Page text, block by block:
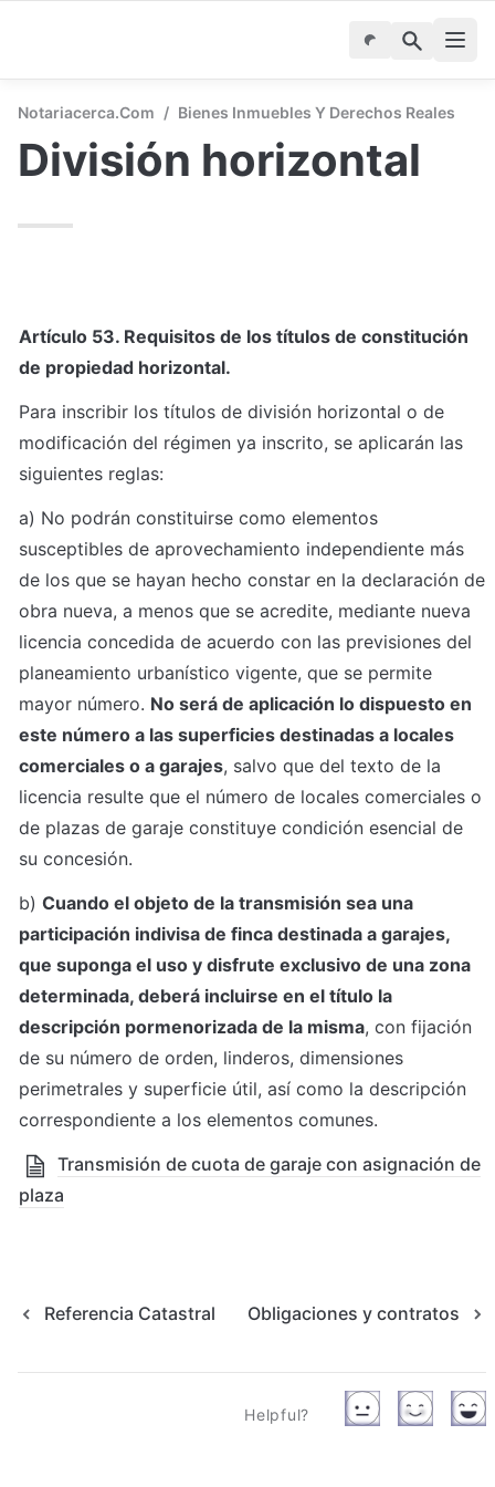
Notariacerca.com / Bienes Inmuebles Y Derechos Reales
División horizontal
Artículo 53. Requisitos de los títulos de constitución
de propiedad horizontal.
Para inscribir los títulos de división horizontal o de
modificación del régimen ya inscrito, se aplicarán las
siguientes reglas:
a) No podrán constituirse como elementos
susceptibles de aprovechamiento independiente más
de los que se hayan hecho constar en la declaración de
obra nueva, a menos que se acredite, mediante nueva
licencia concedida de acuerdo con las previsiones del
planeamiento urbanístico vigente, que se permite
mayor número. No será de aplicación lo dispuesto en
este número a las superficies destinadas a locales
comerciales o a garajes, salvo que del texto de la
licencia resulte que el número de locales comerciales o
de plazas de garaje constituye condición esencial de
su concesión.
b) Cuando el objeto de la transmisión sea una
participación indivisa de finca destinada a garajes,
que suponga el uso y disfrute exclusivo de una zona
determinada, deberá incluirse en el título la
descripción pormenorizada de la misma, con fijación
de su número de orden, linderos, dimensiones
perimetrales y superficie útil, así como la descripción
correspondiente a los elementos comunes.
Transmisión de cuota de garaje con asignación de
plaza
Referencia Catastral Obligaciones y contratos
Helpful?